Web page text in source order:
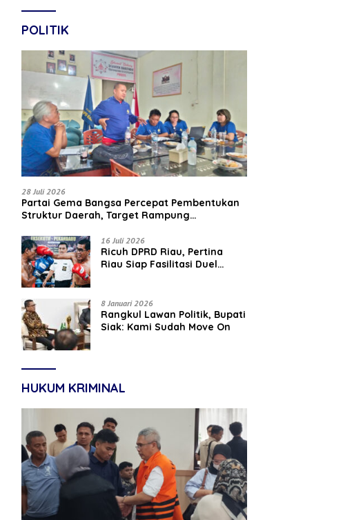
POLITIK
28 Juli 2026
Partai Gema Bangsa Percepat Pembentukan
Struktur Daerah, Target Rampung
16 Juli 2026
‎Ricuh DPRD Riau, Pertina
Riau Siap Fasilitasi Duel
8 Januari 2026
Rangkul Lawan Politik, Bupati
Siak: Kami Sudah Move On
HUKUM KRIMINAL